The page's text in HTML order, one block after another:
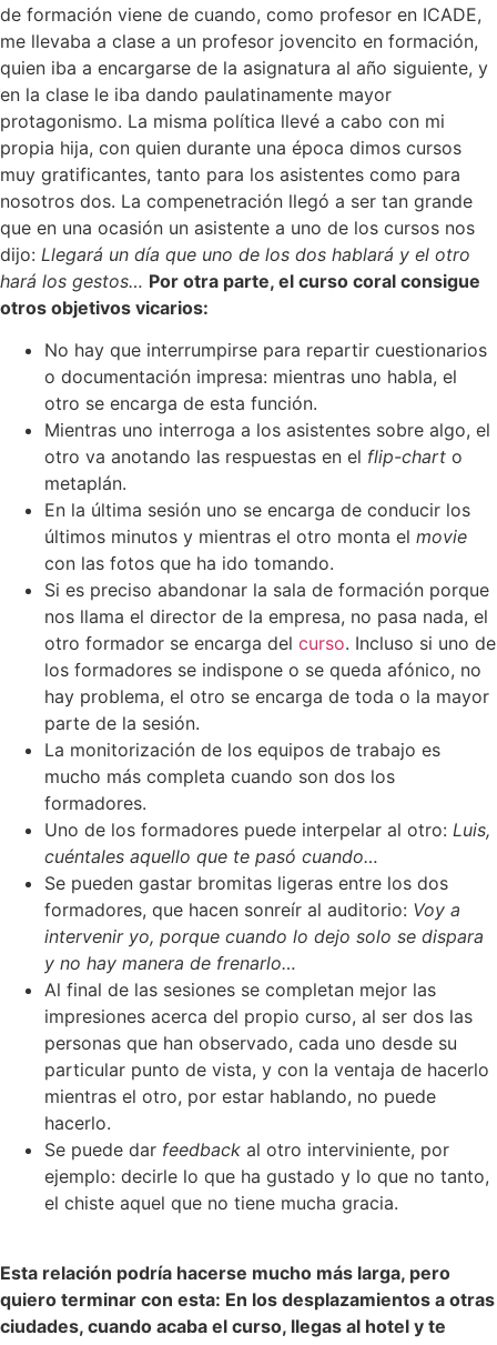
de formación viene de cuando, como profesor en ICADE,
me llevaba a clase a un profesor jovencito en formación,
quien iba a encargarse de la asignatura al año siguiente, y
en la clase le iba dando paulatinamente mayor
protagonismo. La misma política llevé a cabo con mi
propia hija, con quien durante una época dimos cursos
muy gratificantes, tanto para los asistentes como para
nosotros dos. La compenetración llegó a ser tan grande
que en una ocasión un asistente a uno de los cursos nos
dijo: Llegará un día que uno de los dos hablará y el otro
hará los gestos… Por otra parte, el curso coral consigue
otros objetivos vicarios:
No hay que interrumpirse para repartir cuestionarios
o documentación impresa: mientras uno habla, el
otro se encarga de esta función.
Mientras uno interroga a los asistentes sobre algo, el
otro va anotando las respuestas en el flip-chart o
metaplán.
En la última sesión uno se encarga de conducir los
últimos minutos y mientras el otro monta el movie
con las fotos que ha ido tomando.
Si es preciso abandonar la sala de formación porque
nos llama el director de la empresa, no pasa nada, el
otro formador se encarga del curso. Incluso si uno de
los formadores se indispone o se queda afónico, no
hay problema, el otro se encarga de toda o la mayor
parte de la sesión.
La monitorización de los equipos de trabajo es
mucho más completa cuando son dos los
formadores.
Uno de los formadores puede interpelar al otro: Luis,
cuéntales aquello que te pasó cuando…
Se pueden gastar bromitas ligeras entre los dos
formadores, que hacen sonreír al auditorio: Voy a
intervenir yo, porque cuando lo dejo solo se dispara
y no hay manera de frenarlo…
Al final de las sesiones se completan mejor las
impresiones acerca del propio curso, al ser dos las
personas que han observado, cada uno desde su
particular punto de vista, y con la ventaja de hacerlo
mientras el otro, por estar hablando, no puede
hacerlo.
Se puede dar feedback al otro interviniente, por
ejemplo: decirle lo que ha gustado y lo que no tanto,
el chiste aquel que no tiene mucha gracia.
Esta relación podría hacerse mucho más larga, pero
quiero terminar con esta: En los desplazamientos a otras
ciudades, cuando acaba el curso, llegas al hotel y te